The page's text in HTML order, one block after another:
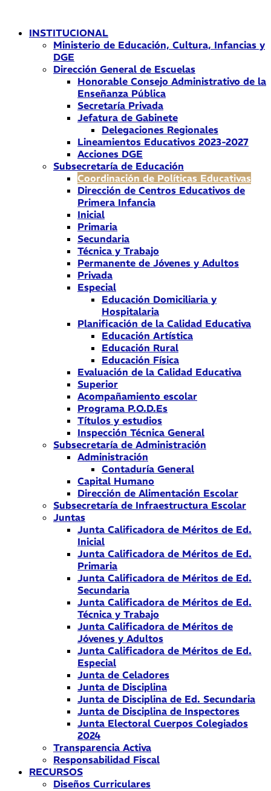
contenidoINSTITUCIONAL
Ministerio de Educación, Cultura, Infancias y
DGE
Dirección General de Escuelas
Honorable Consejo Administrativo de la
Enseñanza Pública
Secretaría Privada
Jefatura de Gabinete
Delegaciones Regionales
Lineamientos Educativos 2023-2027
Acciones DGE
Subsecretaría de Educación
Coordinación de Políticas Educativas
Dirección de Centros Educativos de
Primera Infancia
Inicial
Primaria
Secundaria
Técnica y Trabajo
Permanente de Jóvenes y Adultos
Privada
Especial
Educación Domiciliaria y
Hospitalaria
Planificación de la Calidad Educativa
Educación Artística
Educación Rural
Educación Física
Evaluación de la Calidad Educativa
Superior
Acompañamiento escolar
Programa P.O.D.Es
Títulos y estudios
Inspección Técnica General
Subsecretaría de Administración
Administración
Contaduría General
Capital Humano
Dirección de Alimentación Escolar
Subsecretaría de Infraestructura Escolar
Juntas
Junta Calificadora de Méritos de Ed.
Inicial
Junta Calificadora de Méritos de Ed.
Primaria
Junta Calificadora de Méritos de Ed.
Secundaria
Junta Calificadora de Méritos de Ed.
Técnica y Trabajo
Junta Calificadora de Méritos de
Jóvenes y Adultos
Junta Calificadora de Méritos de Ed.
Especial
Junta de Celadores
Junta de Disciplina
Junta de Disciplina de Ed. Secundaria
Junta de Disciplina de Inspectores
Junta Electoral Cuerpos Colegiados
2024
Transparencia Activa
Responsabilidad Fiscal
RECURSOS
Diseños Curriculares